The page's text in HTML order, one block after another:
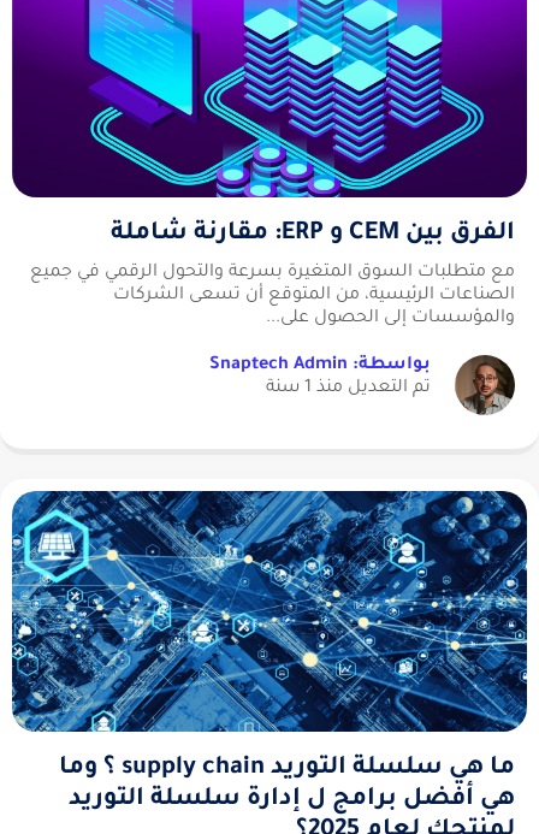
الفرق بين CEM و ERP: مقارنة شاملة
مع متطلبات السوق المتغيرة بسرعة والتحول الرقمي في جميع
الصناعات الرئيسية، من المتوقع أن تسعى الشركات
والمؤسسات إلى الحصول على...
بواسطة: Snaptech Admin
تم التعديل منذ 1 سنة
ما هي سلسلة التوريد supply chain ؟ وما
هي أفضل برامج ل إدارة سلسلة التوريد